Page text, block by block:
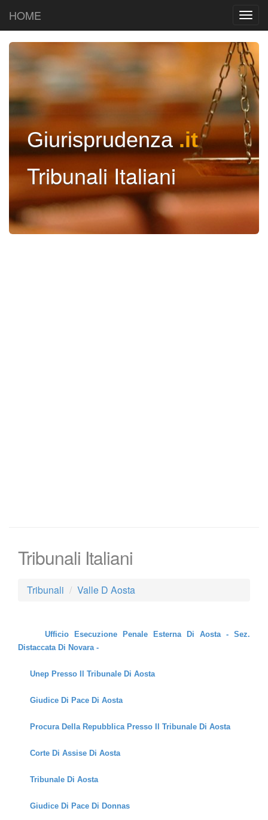
HOME
Giurisprudenza.it
Tribunali Italiani
Tribunali Italiani
Tribunali Valle D Aosta
Ufficio Esecuzione Penale Esterna Di Aosta - Sez.
Distaccata Di Novara -
Unep Presso Il Tribunale Di Aosta
Giudice Di Pace Di Aosta
Procura Della Repubblica Presso Il Tribunale Di Aosta
Corte Di Assise Di Aosta
Tribunale Di Aosta
Giudice Di Pace Di Donnas